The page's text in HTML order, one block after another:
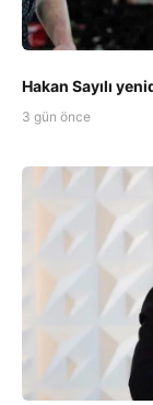
Hakan Sayılı
3 gün önce